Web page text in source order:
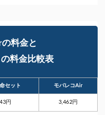
料金と
料金比較表
セット モバレコAir
円 3,462円